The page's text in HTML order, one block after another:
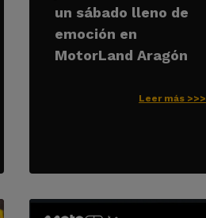
un sábado lleno de
emoción en
MotorLand Aragón
Leer más >>>